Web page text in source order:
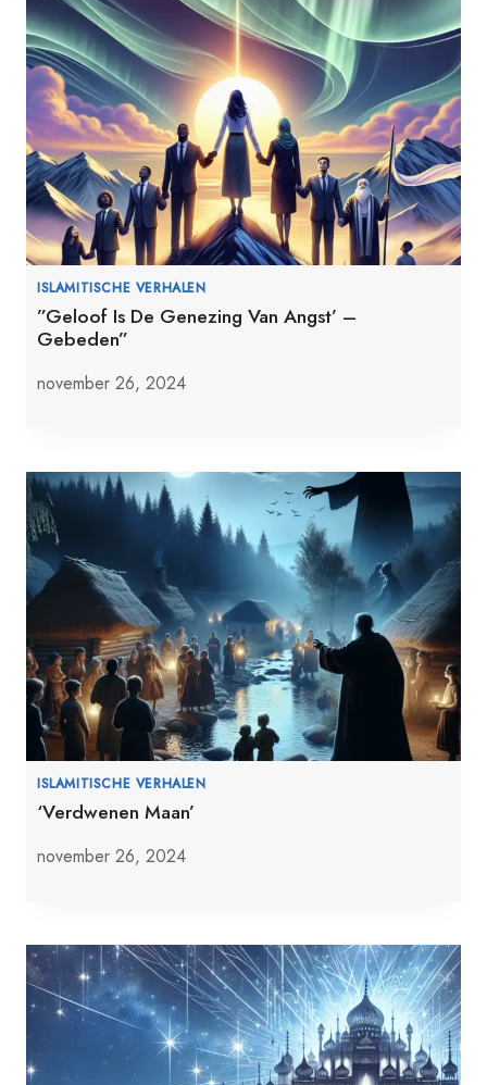
ISLAMITISCHE VERHALEN
”Geloof Is De Genezing Van Angst’ –
Gebeden”
november 26, 2024
ISLAMITISCHE VERHALEN
‘Verdwenen Maan’
november 26, 2024